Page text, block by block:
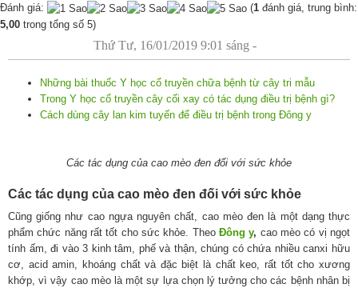
Đánh giá: (1 đánh giá, trung bình:
5,00 trong tổng số 5)
Thứ Tư, 16/01/2019 9:01 sáng -
Những bài thuốc Y học cổ truyền chữa bệnh từ cây tri mẫu
Trong Y học cổ truyền cây cối xay có tác dụng điều trị bệnh gì?
Cách dùng cây lan kim tuyến để điều trị bệnh trong Đông y
Các tác dụng của cao mèo đen đối với sức khỏe
Các tác dụng của cao mèo đen đối với sức khỏe
Cũng giống như cao ngựa nguyên chất, cao mèo đen là một dạng thực
phẩm chức năng rất tốt cho sức khỏe. Theo Đông y, cao mèo có vị ngọt
tính ấm, đi vào 3 kinh tâm, phế và thận, chúng có chứa nhiều canxi hữu
cơ, acid amin, khoáng chất và đặc biệt là chất keo, rất tốt cho xương
khớp, vì vậy cao mèo là một sự lựa chọn lý tưởng cho các bệnh nhân bị